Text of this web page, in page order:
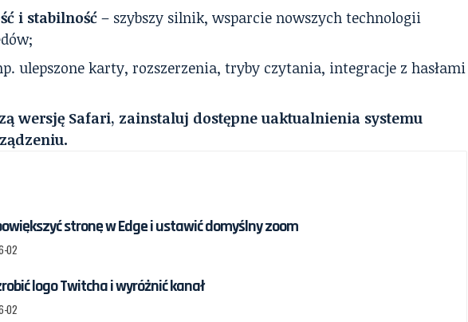
i stabilność – szybszy silnik, wsparcie nowszych technologii
ulepszone karty, rozszerzenia, tryby czytania, integracje z hasłami
wersję Safari, zainstaluj dostępne uaktualnienia systemu
stronę w Edge i ustawić domyślny zoom
02
logo Twitcha i wyróżnić kanał
02